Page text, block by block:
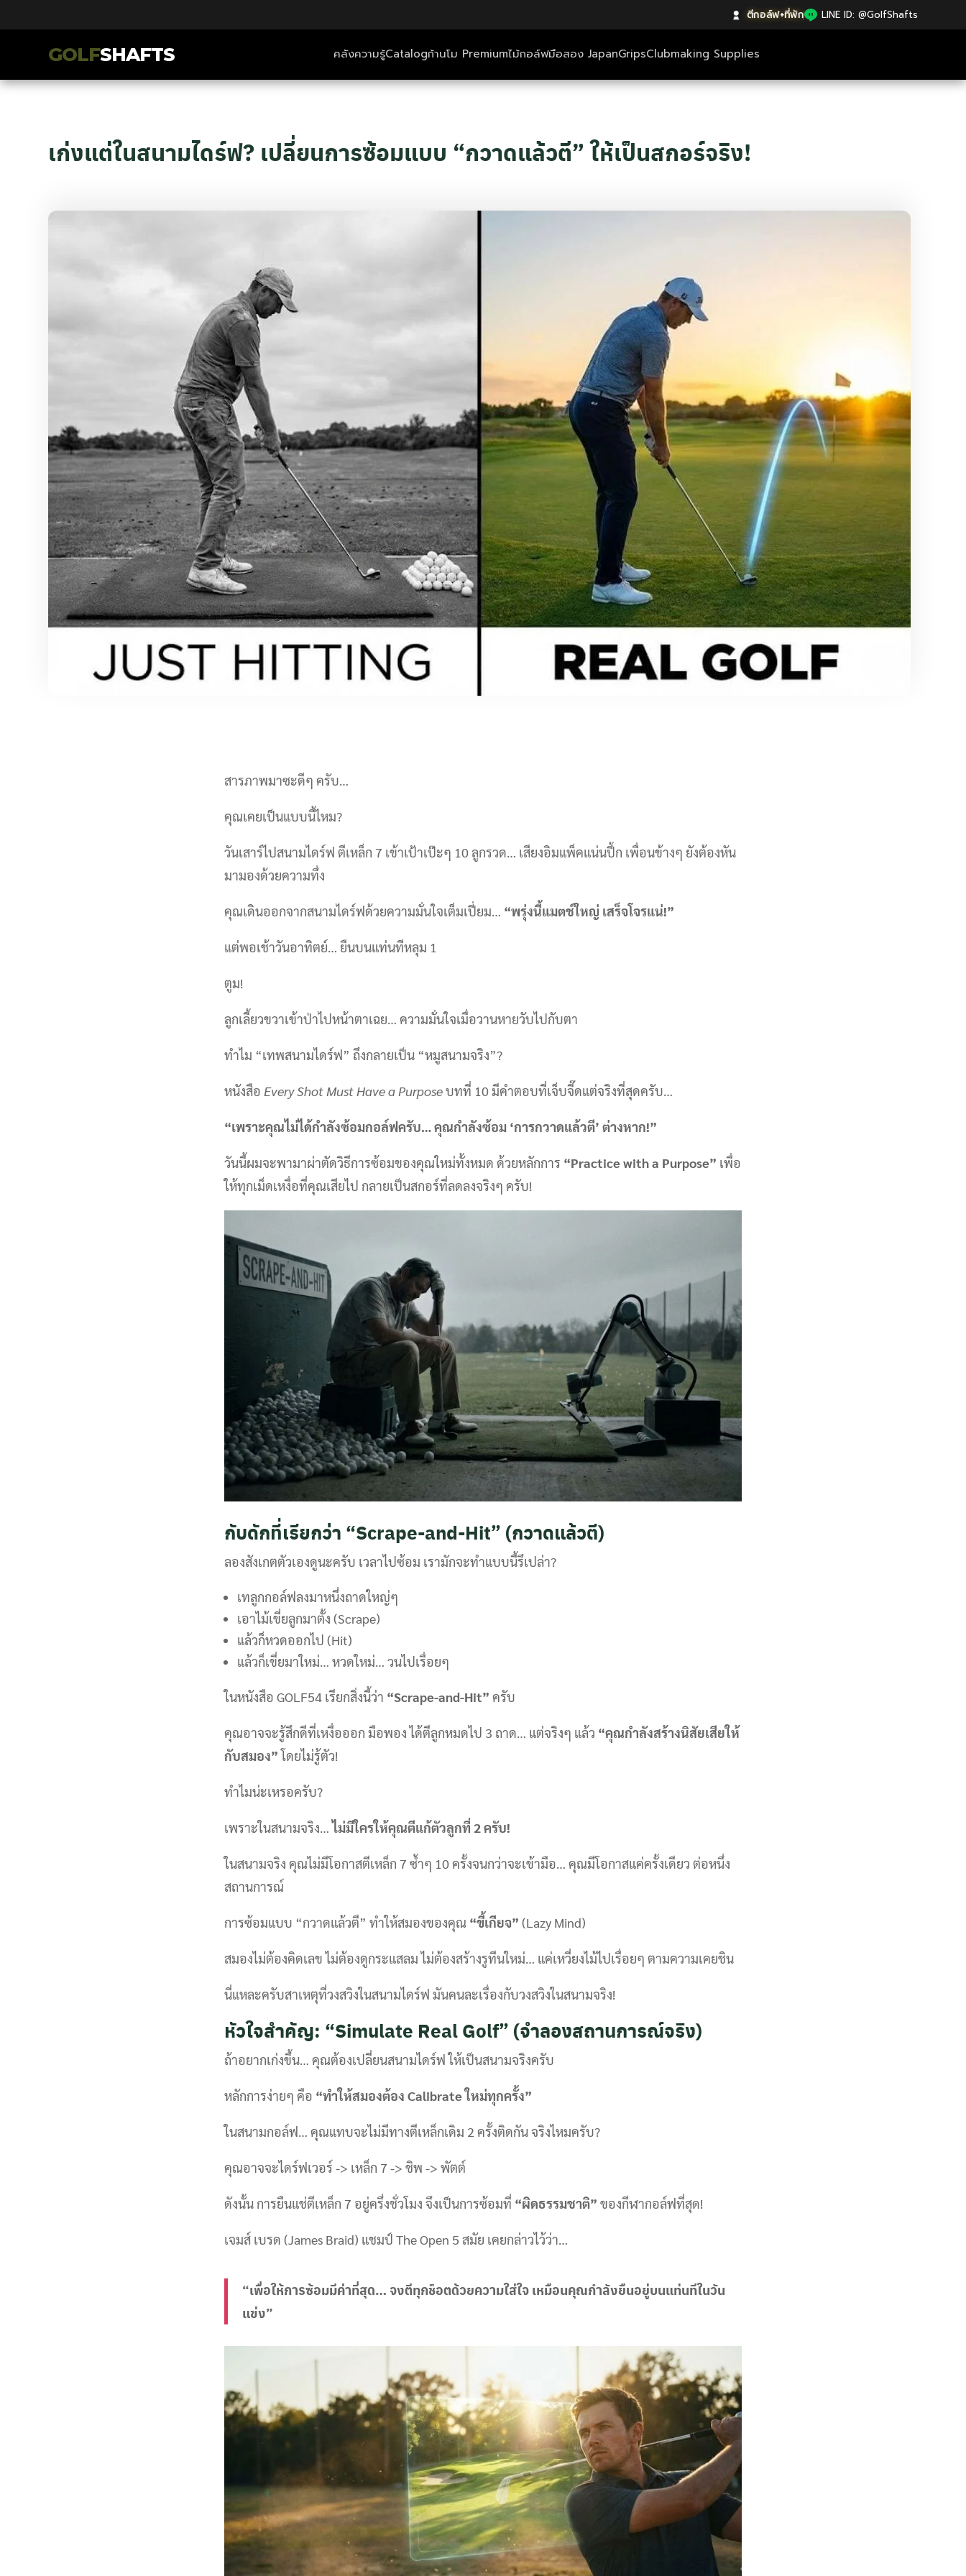
ตีกอล์ฟ+ที่พัก| LINE ID: @GolfShafts
GOLFSHAFTS คลังความรู้Catalogก้านโม Premiumไม้กอล์ฟมือสอง JapanGripsClubmaking Supplies
ก้านโม Premium
Clubmaking Supplies
เก่งแต่ในสนามไดร์ฟ? เปลี่ยนการซ้อมแบบ “กวาดแล้วตี” ให้เป็นสกอร์จริง!
สารภาพมาซะดีๆ ครับ…
คุณเคยเป็นแบบนี้ไหม?
วันเสาร์ไปสนามไดร์ฟ ตีเหล็ก 7 เข้าเป้าเป๊ะๆ 10 ลูกรวด… เสียงอิมแพ็คแน่นปึ้ก เพื่อนข้างๆ ยังต้องหัน
มามองด้วยความทึ่ง
คุณเดินออกจากสนามไดร์ฟด้วยความมั่นใจเต็มเปี่ยม… “พรุ่งนี้แมตช์ใหญ่ เสร็จโจรแน่!”
แต่พอเช้าวันอาทิตย์… ยืนบนแท่นทีหลุม 1
ตูม!
ลูกเลี้ยวขวาเข้าป่าไปหน้าตาเฉย… ความมั่นใจเมื่อวานหายวับไปกับตา
ทำไม “เทพสนามไดร์ฟ” ถึงกลายเป็น “หมูสนามจริง”?
หนังสือ Every Shot Must Have a Purposeบทที่ 10 มีคำตอบที่เจ็บจี๊ดแต่จริงที่สุดครับ…
“เพราะคุณไม่ได้กำลังซ้อมกอล์ฟครับ… คุณกำลังซ้อม ‘การกวาดแล้วตี’ ต่างหาก!”
วันนี้ผมจะพามาผ่าตัดวิธีการซ้อมของคุณใหม่ทั้งหมด ด้วยหลักการ “Practice with a Purpose” เพื่อ
ให้ทุกเม็ดเหงื่อที่คุณเสียไป กลายเป็นสกอร์ที่ลดลงจริงๆ ครับ!
กับดักที่เรียกว่า “Scrape-and-Hit” (กวาดแล้วตี)
ลองสังเกตตัวเองดูนะครับ เวลาไปซ้อม เรามักจะทำแบบนี้รึเปล่า?
เทลูกกอล์ฟลงมาหนึ่งถาดใหญ่ๆ
เอาไม้เขี่ยลูกมาตั้ง (Scrape)
แล้วก็หวดออกไป (Hit)
แล้วก็เขี่ยมาใหม่… หวดใหม่… วนไปเรื่อยๆ
ในหนังสือ GOLF54 เรียกสิ่งนี้ว่า “Scrape-and-Hit” ครับ
คุณอาจจะรู้สึกดีที่เหงื่อออก มือพอง ได้ตีลูกหมดไป 3 ถาด… แต่จริงๆ แล้ว “คุณกำลังสร้างนิสัยเสียให้
กับสมอง”โดยไม่รู้ตัว!
ทำไมน่ะเหรอครับ?
เพราะในสนามจริง…ไม่มีใครให้คุณตีแก้ตัวลูกที่ 2 ครับ!
ในสนามจริง คุณไม่มีโอกาสตีเหล็ก 7 ซ้ำๆ 10 ครั้งจนกว่าจะเข้ามือ… คุณมีโอกาสแค่ครั้งเดียว ต่อหนึ่ง
สถานการณ์
การซ้อมแบบ “กวาดแล้วตี” ทำให้สมองของคุณ “ขี้เกียจ” (Lazy Mind)
สมองไม่ต้องคิดเลข ไม่ต้องดูกระแสลม ไม่ต้องสร้างรูทีนใหม่… แค่เหวี่ยงไม้ไปเรื่อยๆ ตามความเคยชิน
นี่แหละครับสาเหตุที่วงสวิงในสนามไดร์ฟ มันคนละเรื่องกับวงสวิงในสนามจริง!
หัวใจสำคัญ: “Simulate Real Golf” (จำลองสถานการณ์จริง)
ถ้าอยากเก่งขึ้น… คุณต้องเปลี่ยนสนามไดร์ฟ ให้เป็นสนามจริงครับ
หลักการง่ายๆ คือ “ทำให้สมองต้อง Calibrate ใหม่ทุกครั้ง”
ในสนามกอล์ฟ… คุณแทบจะไม่มีทางตีเหล็กเดิม 2 ครั้งติดกัน จริงไหมครับ?
คุณอาจจะไดร์ฟเวอร์ -> เหล็ก 7 -> ชิพ -> พัตต์
ดังนั้น การยืนแช่ตีเหล็ก 7 อยู่ครึ่งชั่วโมง จึงเป็นการซ้อมที่ “ผิดธรรมชาติ” ของกีฬากอล์ฟที่สุด!
เจมส์ เบรด (James Braid) แชมป์ The Open 5 สมัย เคยกล่าวไว้ว่า…
“เพื่อให้การซ้อมมีค่าที่สุด… จงตีทุกช็อตด้วยความใส่ใจ เหมือนคุณกำลังยืนอยู่บนแท่นทีในวัน
แข่ง”